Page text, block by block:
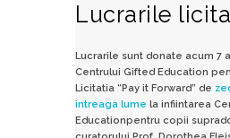
Lucrarile
Lucrarile sunt donate acum 7
Centrului Gifted Education
Licitatia “Pay it Forward” de
intreaga lume la infiintarea
Educationpentru copii